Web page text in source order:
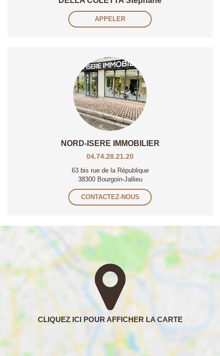
APPELER
NORD-ISERE IMMOBILIER
04.74.28.21.20
63 bis rue de la République
38300 Bourgoin-Jallieu
CONTACTEZ-NOUS